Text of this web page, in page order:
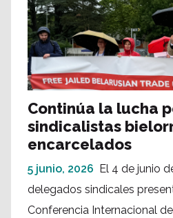
Continúa la lucha
sindicalistas
encarcelados
5 junio, 2026
El 4 de junio
delegados sindicales
Conferencia Internacional